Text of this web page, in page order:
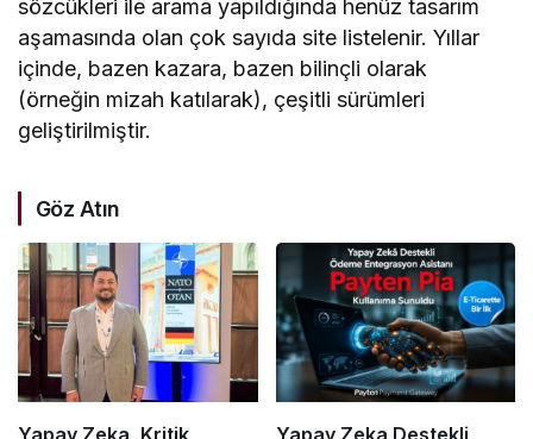
sözcükleri ile arama yapıldığında henüz tasarım
aşamasında olan çok sayıda site listelenir. Yıllar
içinde, bazen kazara, bazen bilinçli olarak
(örneğin mizah katılarak), çeşitli sürümleri
geliştirilmiştir.
Göz Atın
Yapay Zeka, Kritik
Yapay Zeka Destekli